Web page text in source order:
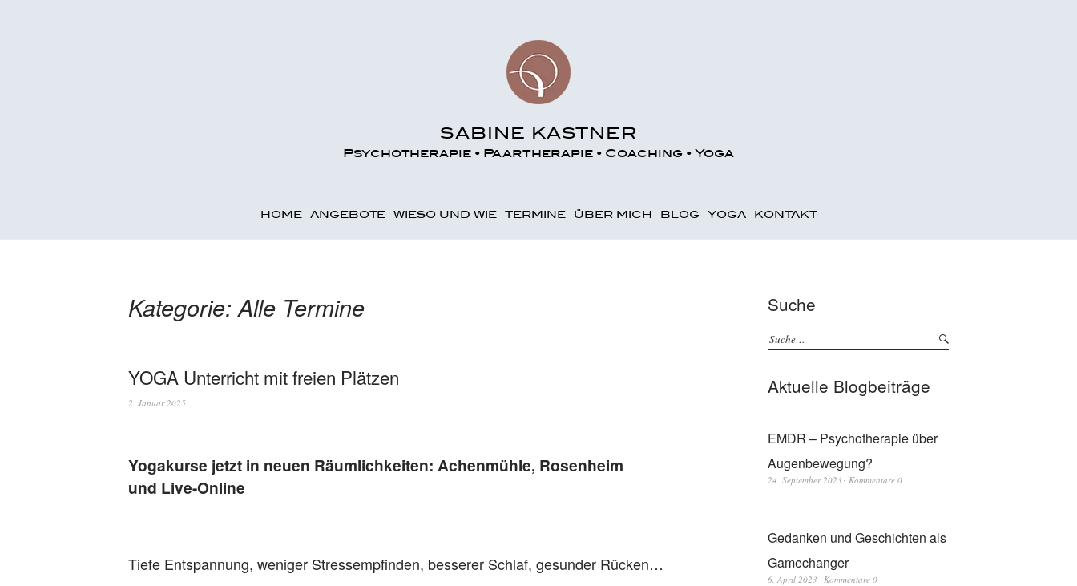
SABINE KASTNER
Psychotherapie • Paartherapie • Coaching • Yoga
HOME ANGEBOTE WIESO UND WIE TERMINE ÜBER MICH BLOG YOGA KONTAKT
Kategorie:Alle Termine
YOGA Unterricht mit freien Plätzen
2. Januar 2025
Yogakurse jetzt in neuen Räumlichkeiten: Achenmühle, Rosenheim
und Live-Online
Tiefe Entspannung, weniger Stressempfinden, besserer Schlaf, gesunder Rücken…
Suche
Aktuelle Blogbeiträge
EMDR – Psychotherapie über
Augenbewegung?
24. September 2023 Kommentare 0
Gedanken und Geschichten als
Gamechanger
6. April 2023 Kommentare 0